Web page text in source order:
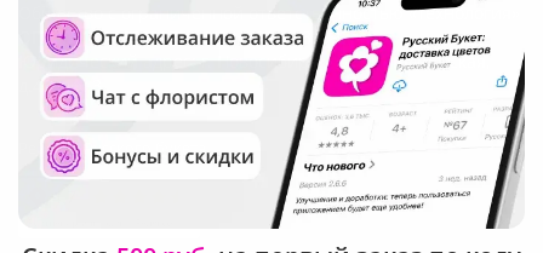
Общество с ограниченной ответственностью «Технология»
ОГРН: 1195476081745, ИНН: 5410081997
Юридический адрес: г. Новосибирск, ул. Ипподромская,
д.42, оф. 3
Рейтинг Русского букета